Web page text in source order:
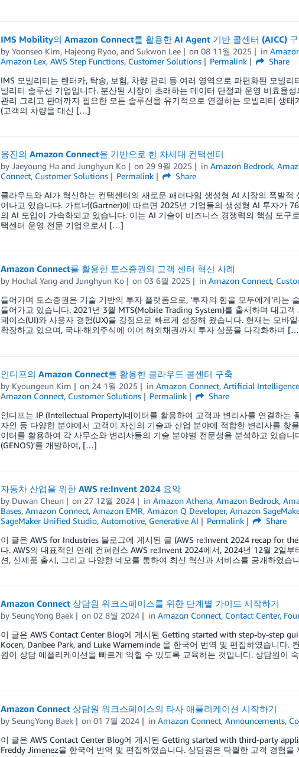
IMS Mobility의 Amazon Connect를 활용한 AI Agent 기반 콜센터 (AICC)
by Yoonseo Kim, Hajeong Ryoo, and Sukwon Lee on08 11월 2025 in
Amazon Lex, AWS Step Functions, Customer Solutions Permalink
Share
IMS 모빌리티는 렌터카, 탁송, 보험, 차량 관리 등 여러 영역으로 파편화된 모빌
빌리티 솔루션 기업입니다. 분산된 시장이 초래하는 데이터 단절과 운영 비효율
관리 그리고 판매까지 필요한 모든 솔루션을 유기적으로 연결하는 모빌리티 생
(고객의 차량을 대신 […]
웅진의 Amazon Connect을 기반으로 한 차세대 컨택센터
by Jaeyoung Haand Junghyun Ko on 29 9월 2025 inAmazon Bedrock,
Connect, Customer Solutions Permalink
Share
클라우드와 AI가 혁신하는 컨택센터의 새로운 패러다임 생성형 AI 시장의 폭발
어나고 있습니다. 가트너(Gartner)에 따르면 2025년 기업들의 생성형 AI 투자가
의 AI 도입이 가속화되고 있습니다. 이는 AI 기술이 비즈니스 경쟁력의 핵심 도구
택센터 운영 전문 기업으로서 […]
Amazon Connect를 활용한 토스증권의 고객 센터 혁신 사례
by Hochal Yang and Junghyun Ko on03 6월 2025 inAmazon Connect,
들어가며 토스증권은 기술 기반의 투자 플랫폼으로, ‘투자의 힘을 모두에게’라
들어가고 있습니다. 2021년 3월 MTS(Mobile Trading System)를 출시하며 대고
페이스(UI)와 사용자 경험(UX)을 강점으로 빠르게 성장해 왔습니다. 현재는 모바
확장하고 있으며, 국내·해외주식에 이어 해외채권까지 투자 상품을 다각화하며
인디프의 Amazon Connect를 활용한 클라우드 콜센터 구축
by Kyoungeun Kim on 24 1월 2025 inAmazon Connect,Artificial Intelligence
Amazon Connect, Customer Solutions Permalink
Share
인디프는 IP (Intellectual Property)데이터를 활용하여 고객과 변리사를 연결하는
자인 등 다양한 분야에서 고객이 자신의 기술과 산업 분야에 적합한 변리사를 찾
이터를 활용하여 각 사무소와 변리사들의 기술 분야별 전문성을 분석하고 있습니
(GENOS)’를 개발하여, […]
자동차 산업을 위한 AWS re:Invent 2024 요약
by Duwan Cheun on 27 12월 2024 inAmazon Athena,Amazon Bedrock,
Bases, Amazon Connect, Amazon EMR, Amazon Q Developer, Amazon
SageMaker Unified Studio, Automotive, Generative AI Permalink
Share
이 글은 AWS for Industries 블로그에 게시된 글 (AWS re:Invent 2024 recap for
다. AWS의 대표적인 연례 컨퍼런스 AWS re:Invent 2024에서, 2024년 12월 2일
션, 신제품 출시, 그리고 다양한 데모를 통하여 최신 혁신과 서비스를 공개하였
Amazon Connect 상담원 워크스페이스를 위한 단계별 가이드 시작하기
by SeungYong Baek on02 8월 2024 inAmazon Connect, Contact Center,
이 글은 AWS Contact Center Blog에 게시된 Getting started with step-by-step
Kocen, Danbee Park, and Luke Warneminde 을 한국어 번역 및 편집하였습니다.
원이 상담 애플리케이션을 빠르게 익힐 수 있도록 교육하는 것입니다. 상담원이
Amazon Connect 상담원 워크스페이스의 타사 애플리케이션 시작하기
by SeungYong Baek on01 7월 2024 inAmazon Connect,Announcements,
이 글은 AWS Contact Center Blog에 게시된 Getting started with third-party
Freddy Jimenez을 한국어 번역 및 편집하였습니다. 상담원은 탁월한 고객 경험